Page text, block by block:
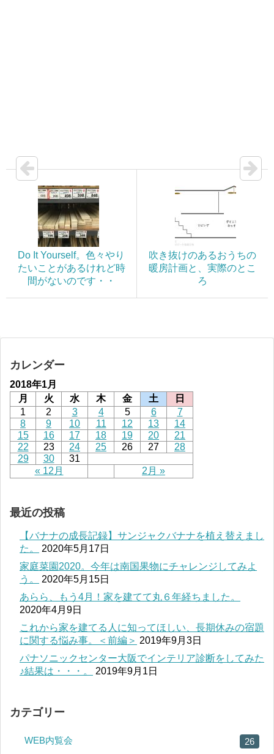
Do It Yourself。色々やり
たいことがあるけれど時
間がないのです・・
吹き抜けのあるおうちの
暖房計画と、実際のとこ
ろ
カレンダー
2018年1月
月
火 水 木 金 土 日
« 12月 2月 »
1 2 3 4 5 6
7
8
9 10 11 12 13
14
15
16 17 18 19 20
21
22
23 24 25 26 27
28
29
30 31
最近の投稿
【バナナの成長記録】サンジャクバナナを植え替えまし
た。
2020年5月17日
家庭菜園2020。今年は南国果物にチャレンジしてみよ
う。
2020年5月15日
あらら、もう4月！家を建てて丸６年経ちました。
2020年4月9日
これから家を建てる人に知ってほしい、長期休みの宿題
に関する悩み事。＜前編＞ 2019年9月3日
パナソニックセンター大阪でインテリア診断をしてみた
♪結果は・・・。
2019年9月1日
カテゴリー
WEB内覧会 26